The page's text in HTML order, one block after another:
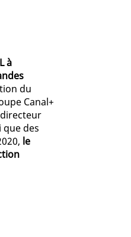
à
du
Canal+
des
le